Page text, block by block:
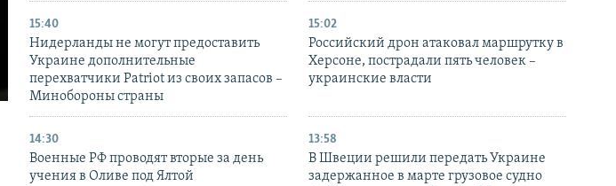
15:40
Нидерланды не могут предоставить
Украине дополнительные
перехватчики Patriot из своих запасов –
Минобороны страны
15:02
Российский дрон атаковал маршрутку в
Херсоне, пострадали пять человек –
украинские власти
14:30
Военные РФ проводят вторые за день
учения в Оливе под Ялтой
13:58
В Швеции решили передать Украине
задержанное в марте грузовое судно